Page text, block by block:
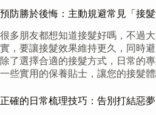
預防勝於後悔：主動規避常見「接
很多朋友都想知道接髮好嗎，不過
實，要讓接髮效果維持更久，同時
除了選擇合適的接髮方式，日常的
一些實用的保養貼士，讓您的接髮體
正確的日常梳理技巧：告別打結惡夢